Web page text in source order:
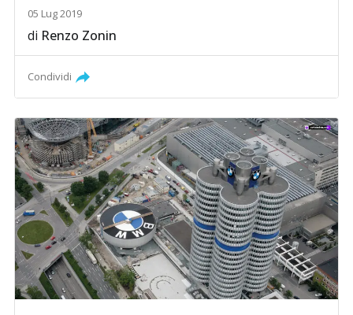
05 Lug 2019
di Renzo Zonin
Condividi